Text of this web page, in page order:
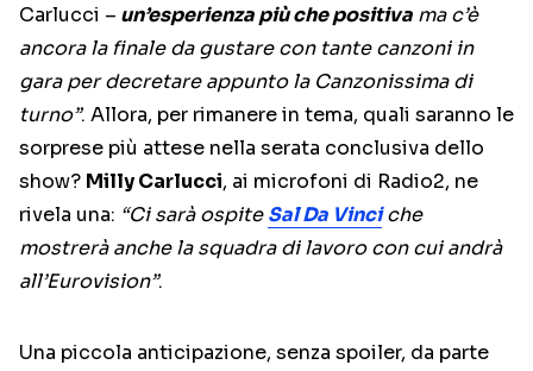
Carlucci – un’esperienza più che positiva ma c’è
ancora la finale da gustare con tante canzoni in
gara per decretare appunto la Canzonissima di
turno”. Allora, per rimanere in tema, quali saranno le
sorprese più attese nella serata conclusiva dello
show? Milly Carlucci, ai microfoni di Radio2, ne
rivela una: “Ci sarà ospiteSal Da Vinciche
mostrerà anche la squadra di lavoro con cui andrà
all’Eurovision”.
Una piccola anticipazione, senza spoiler, da parte